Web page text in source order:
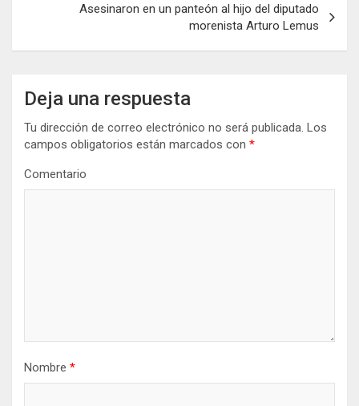
Asesinaron en un panteón al hijo del diputado
morenista Arturo Lemus
Deja una respuesta
Tu dirección de correo electrónico no será publicada. Los
campos obligatorios están marcados con *
Comentario
Nombre *